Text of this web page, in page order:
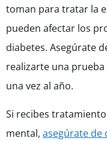
toman para tratar la
pueden afectar los
diabetes. Asegúrate
realizarte una prueba
una vez al año.
Si recibes
mental, asegúrate de